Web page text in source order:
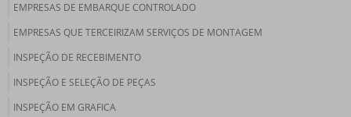
EMPRESAS DE EMBARQUE CONTROLADO
EMPRESAS QUE TERCEIRIZAM SERVIÇOS DE MONTAGEM
INSPEÇÃO DE RECEBIMENTO
INSPEÇÃO E SELEÇÃO DE PEÇAS
INSPEÇÃO EM GRAFICA